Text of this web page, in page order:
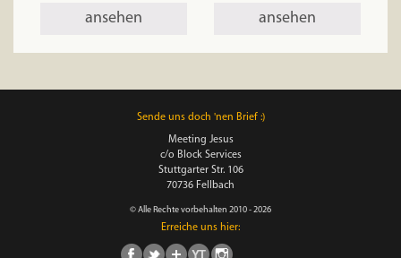
ansehen ansehen
Sende uns doch 'nen Brief :)
Meeting Jesus
c/o Block Services
Stuttgarter Str. 106
70736 Fellbach
© Alle Rechte vorbehalten 2010 - 2026
Erreiche uns hier: